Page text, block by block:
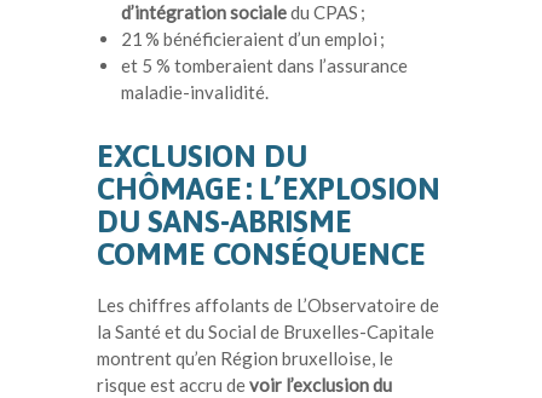
d’intégration socialedu CPAS ;
21 % bénéficieraient d’un emploi ;
et 5 % tomberaient dans l’assurance
maladie-invalidité.
EXCLUSION DU
CHÔMAGE : L’EXPLOSION
DU SANS-ABRISME
COMME CONSÉQUENCE
Les chiffres affolants de L’Observatoire de
la Santé et du Social de Bruxelles-Capitale
montrent qu’en Région bruxelloise, le
risque est accru devoir l’exclusion du